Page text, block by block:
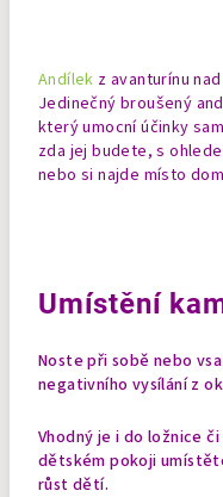
Andílek z avanturínu
Jedinečný broušený
který umocní účinky
zda jej budete, s
nebo si najde místo
Umístění
Noste při sobě nebo
negativního vysílání z
Vhodný je i do ložnice
dětském pokoji
růst dětí.